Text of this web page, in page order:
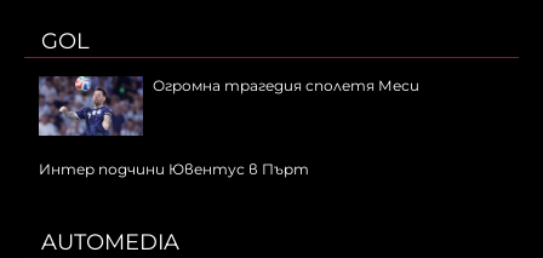
GOL
Огромна трагедия сполетя Меси
Интер подчини Ювентус в Пърт
AUTOMEDIA